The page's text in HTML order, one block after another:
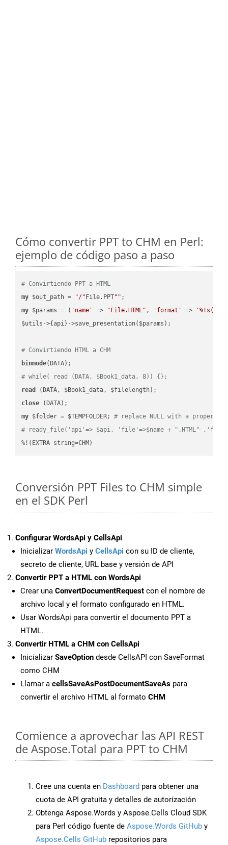
Cómo convertir PPT to CHM en Perl:
ejemplo de código paso a paso
# Convirtiendo PPT a HTML
my $out_path = "/" File.PPT""
my $params = ( 'name' => "File.HTML" , 'format' =>
$utils->{api}->save_presentation($params);
# Convirtiendo HTML a CHM
binmode
# while( read (DATA, $Book1_data, 8)) {};
read
close
my $folder = $TEMPFOLDER; # replace NULL with a proper
# ready_file('api'=> $api, 'file'=>$name + ".HTML"
%!(EXTRA string=CHM)
Conversión PPT Files to CHM simple
en el SDK Perl
Configurar WordsApi y CellsApi
Inicializar WordsApi y CellsApi con su ID de cliente,
secreto de cliente, URL base y versión de API
Convertir PPT a HTML con WordsApi
Crear una ConvertDocumentRequest con el nombre de
archivo local y el formato configurado en HTML.
Usar WordsApi para convertir el documento PPT a
HTML.
Convertir HTML a CHM con CellsApi
Inicializar SaveOption desde CellsAPI con SaveFormat
como CHM
Llamar a cellsSaveAsPostDocumentSaveAs para
convertir el archivo HTML al formato CHM
Comience a aprovechar las API REST
de Aspose.Total para PPT to CHM
Cree una cuenta en Dashboard para obtener una
cuota de API gratuita y detalles de autorización
Obtenga Aspose.Words y Aspose.Cells Cloud SDK
para Perl código fuente de Aspose.Words GitHub y
Aspose.Cells GitHub repositorios para